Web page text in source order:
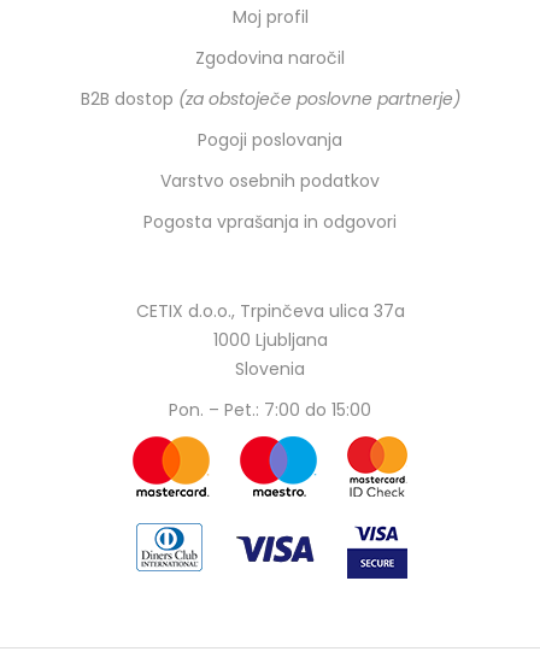
Moj profil
Zgodovina naročil
B2B dostop (za obstoječe poslovne partnerje)
Pogoji poslovanja
Varstvo osebnih podatkov
Pogosta vprašanja in odgovori
CETIX d.o.o., Trpinčeva ulica 37a
1000 Ljubljana
Slovenia
Pon. – Pet.: 7:00 do 15:00